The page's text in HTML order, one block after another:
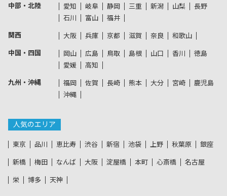
中部・北陸 愛知 岐阜 静岡 三重 新潟 山梨
長野
石川
富山 福井
関西 大阪 兵庫 京都 滋賀 奈良 和歌山
中国・四国 岡山 広島 鳥取 島根 山口 香川
徳島
愛媛
高知
九州・沖縄 福岡 佐賀 長崎 熊本 大分 宮崎
鹿児島
沖縄
人気のエリア
東京 品川 恵比寿 渋谷 新宿 池袋 上野 秋葉原 銀座
新橋 梅田 なんば 大阪 淀屋橋 本町 心斎橋 名古屋
栄 博多 天神